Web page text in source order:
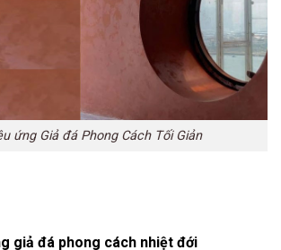
ứng Giả đá Phong Cách Tối Giản
giả đá phong cách nhiệt đới